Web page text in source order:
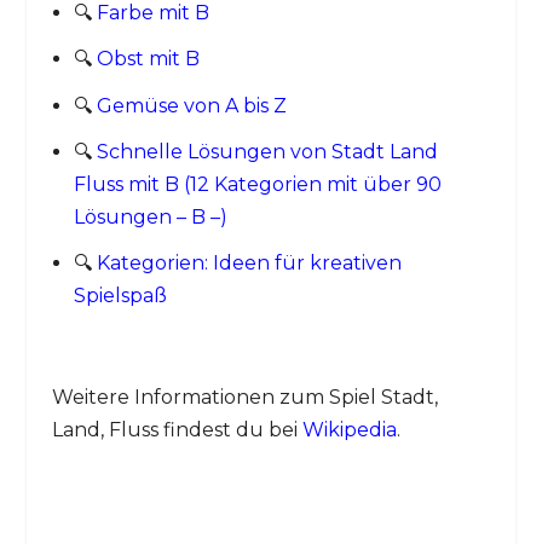
🔍 Farbe mit B
🔍 Obst mit B
🔍 Gemüse von A bis Z
🔍 Schnelle Lösungen von Stadt Land
Fluss mit B (12 Kategorien mit über 90
Lösungen – B –)
🔍 Kategorien: Ideen für kreativen
Spielspaß
Weitere Informationen zum Spiel Stadt,
Land, Fluss findest du bei Wikipedia.